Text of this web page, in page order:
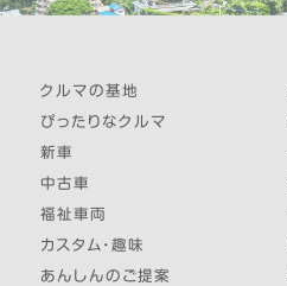
クルマの基地
ぴったりなクルマ
新車
中古車
福祉車両
カスタム・趣味
あんしんのご提案